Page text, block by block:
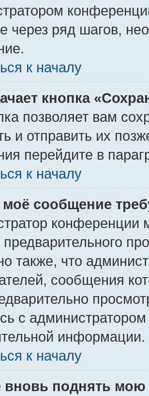
через ряд шагов,
к началу
кнопка
позволяет вам
и отправить их
перейдите в
к началу
сообщение
конференции
также, что
сообщения
с
информации.
к началу
вновь поднять мою